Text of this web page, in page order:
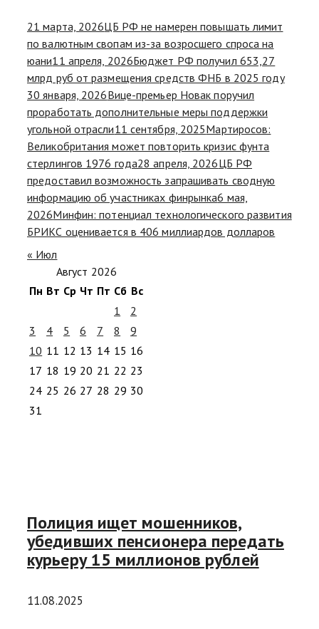
21 марта, 2026ЦБ РФ не намерен повышать лимит
по валютным свопам из-за возросшего спроса на
юани11 апреля, 2026Бюджет РФ получил 653,27
млрд руб от размещения средств ФНБ в 2025 году
30 января, 2026Вице-премьер Новак поручил
проработать дополнительные меры поддержки
угольной отрасли11 сентября, 2025Мартиросов:
Великобритания может повторить кризис фунта
стерлингов 1976 года28 апреля, 2026ЦБ РФ
предоставил возможность запрашивать сводную
информацию об участниках финрынка6 мая,
2026Минфин: потенциал технологического развития
БРИКС оценивается в 406 миллиардов долларов
« Июл
Август 2026
Пн Вт Ср Чт Пт Сб Вс
1
2
3
4 5 6 7 8
9
10 11 12 13 14 15 16
17 18 19 20 21 22 23
24 25 26 27 28 29 30
31
Полиция ищет мошенников,
убедивших пенсионера передать
курьеру 15 миллионов рублей
11.08.2025